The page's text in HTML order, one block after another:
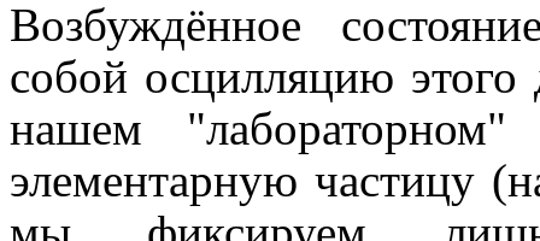
Возбуждённое
собой осцилляцию
нашем "лабораторном"
элементарную частицу